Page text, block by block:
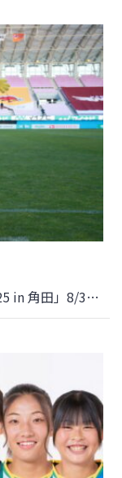
8/2 「わくわくファミリーフェスタ2025 in 角田」8/3「まほろば夏祭り」「寺岡連合町内会×三菱地所 夏！フェス」マイビィ参加のお知らせ